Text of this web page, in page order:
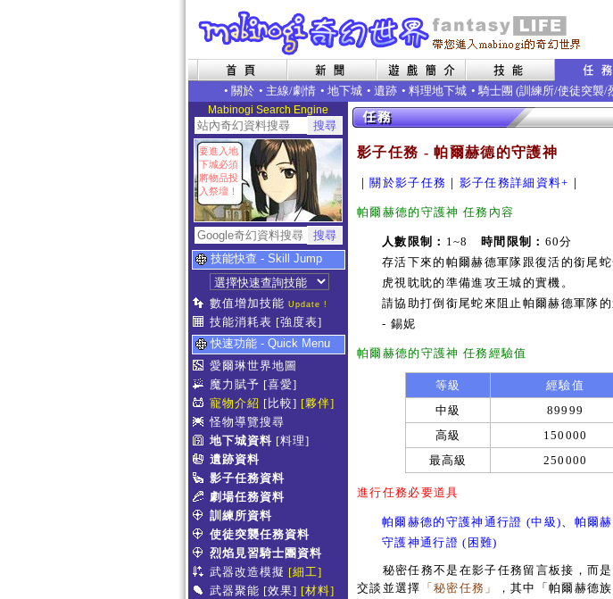
• 關於 • 主線/劇情 • 地下城 • 遺跡 • 料理地下城 • 騎士團 (訓練所/使徒突襲/
Mabinogi Search Engine
要進入地
下城必須
將物品投
入祭壇！
技能快查 - Skill Jump
數值增加技能 Update !
技能消耗表 [強度表]
快速功能 - Quick Menu
愛爾琳世界地圖
魔力賦予 [喜愛]
寵物介紹 [比較] [夥伴]
怪物導覽搜尋
地下城資料 [料理]
遺跡資料
影子任務資料
劇場任務資料
訓練所資料
使徒突襲任務資料
烈焰見習騎士團資料
武器改造模擬 [細工]
武器聚能 [效果] [材料]
影子任務 - 帕爾赫德的守護神
｜ 關於影子任務 ｜ 影子任務詳細資料+ ｜
帕爾赫德的守護神 任務內容
人數限制： 1~8時間限制： 60分
存活下來的帕爾赫德軍隊跟復活的銜尾
虎視眈眈的準備進攻王城的實機。
請協助打倒銜尾蛇來阻止帕爾赫德軍隊的
- 錫妮
帕爾赫德的守護神 任務經驗值
等級 經驗值
中級
89999
高級
150000
最高級
250000
進行任務必要道具
帕爾赫德的守護神通行證 (中級)、 帕爾
守護神通行證 (困難)
秘密任務不是在影子任務留言板接，而是
交談並選擇 「秘密任務」
，其中「帕爾赫德